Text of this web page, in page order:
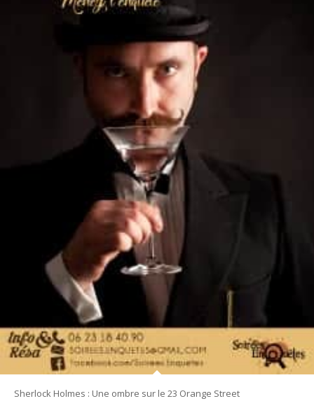
Sherlock Holmes : Une ombre sur le 23 Orange Street